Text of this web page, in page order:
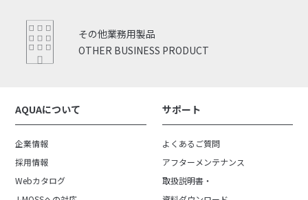
OTHER BUSINESS PRODUCT
その他業務用製品
AQUAについて
企業情報
採用情報
Webカタログ
サポート
よくあるご質問
アフターメンテナンス
取扱説明書・